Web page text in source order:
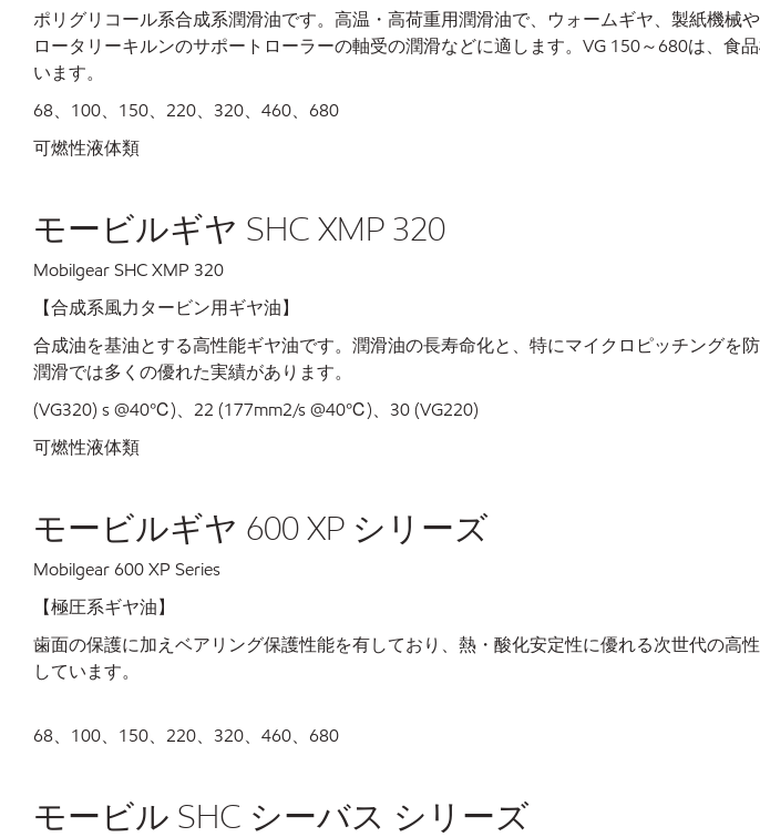
ポリグリコール系合成系潤滑油です。高温・高荷重用潤滑油で、ウォームギヤ、製紙機械
ロータリーキルンのサポートローラーの軸受の潤滑などに適します。VG 150～680は、食
います。
68、100、150、220、320、460、680
可燃性液体類
モービルギヤ SHC XMP 320
Mobilgear SHC XMP 320
【合成系風力タービン用ギヤ油】
合成油を基油とする高性能ギヤ油です。潤滑油の長寿命化と、特にマイクロピッチングを
潤滑では多くの優れた実績があります。
(VG320) s @40℃)、22 (177mm2/s @40℃)、30 (VG220)
可燃性液体類
モービルギヤ 600 XP シリーズ
Mobilgear 600 XP Series
【極圧系ギヤ油】
歯面の保護に加えベアリング保護性能を有しており、熱・酸化安定性に優れる次世代の高
しています。
68、100、150、220、320、460、680
モービル SHC シーバス シリーズ